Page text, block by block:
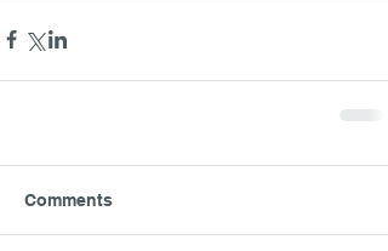
Comments